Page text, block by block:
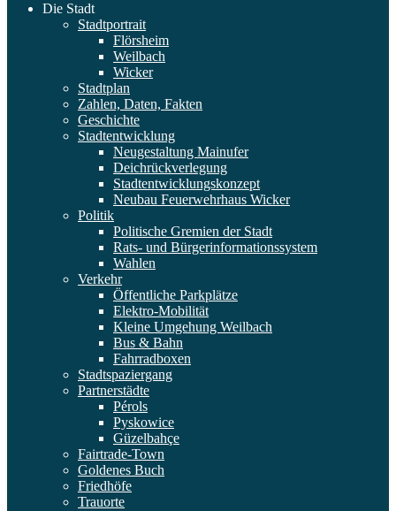
Die Stadt
Stadtportrait
Flörsheim
Weilbach
Wicker
Stadtplan
Zahlen, Daten, Fakten
Geschichte
Stadtentwicklung
Neugestaltung Mainufer
Deichrückverlegung
Stadtentwicklungskonzept
Neubau Feuerwehrhaus Wicker
Politik
Politische Gremien der Stadt
Rats- und Bürgerinformationssystem
Wahlen
Verkehr
Öffentliche Parkplätze
Elektro-Mobilität
Kleine Umgehung Weilbach
Bus & Bahn
Fahrradboxen
Stadtspaziergang
Partnerstädte
Pérols
Pyskowice
Güzelbahçe
Fairtrade-Town
Goldenes Buch
Friedhöfe
Trauorte